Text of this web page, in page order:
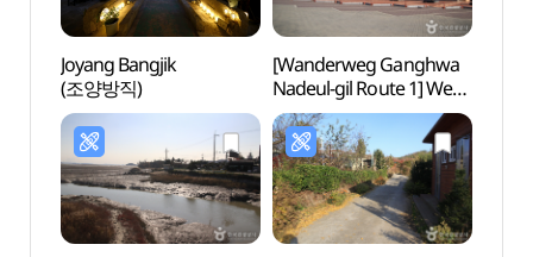
Joyang Bangjik
(조양방직)
[Wanderweg Ganghwa
Nadeul-gil Route 1] Weg
der Geschichte und
Kultur ([강화 나들길
제1코스]
심도역사문화길)